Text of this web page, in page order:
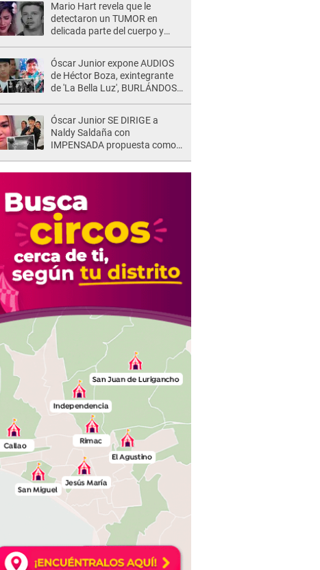
Mario Hart revela que le
detectaron un TUMOR en
delicada parte del cuerpo y
muy fuertes..."
Óscar Junior expone AUDIOS
de Héctor Boza, exintegrante
de 'La Bella Luz', BURLÁNDOSE
de maltrato: "Grábame..."
Óscar Junior SE DIRIGE a
Naldy Saldaña con
IMPENSADA propuesta como